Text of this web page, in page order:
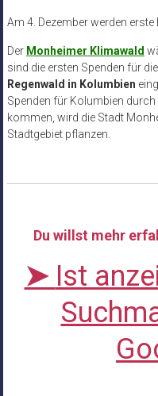
Am 4. Dezember werden
Der Monheimer Klimawald
sind die ersten Spenden für die
Regenwald in Kolumbien
Spenden für Kolumbien
kommen, wird die Stadt
Stadtgebiet pflanzen.
Du willst mehr
➤ Ist